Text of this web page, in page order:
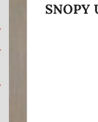
SNOPY